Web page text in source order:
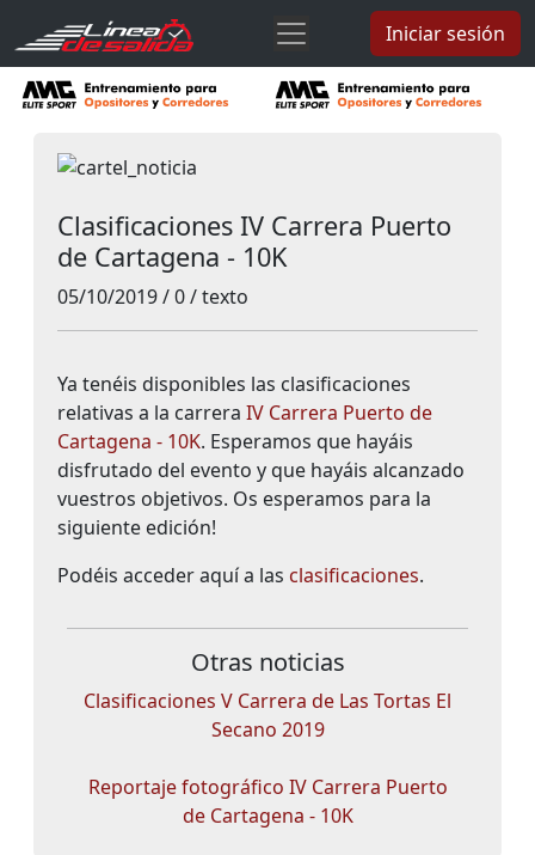
Iniciar sesión
Clasificaciones IV Carrera Puerto
de Cartagena - 10K
05/10/2019 / 0 / texto
Ya tenéis disponibles las clasificaciones
relativas a la carrera IV Carrera Puerto de
Cartagena - 10K. Esperamos que hayáis
disfrutado del evento y que hayáis alcanzado
vuestros objetivos. Os esperamos para la
siguiente edición!
Podéis acceder aquí a las clasificaciones.
Otras noticias
Clasificaciones V Carrera de Las Tortas El
Secano 2019
Reportaje fotográfico IV Carrera Puerto
de Cartagena - 10K